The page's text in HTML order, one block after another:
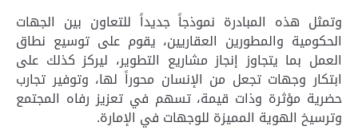
وتمثل هذه المبادرة نموذجاً جديداً للتعاون بين الجهات
الحكومية والمطورين العقاريين، يقوم على توسيع نطاق
العمل بما يتجاوز إنجاز مشاريع التطوير، ليركز كذلك على
ابتكار وجهات تجعل من الإنسان محوراً لها، وتوفير تجارب
حضرية مؤثرة وذات قيمة، تسهم في تعزيز رفاه المجتمع
وترسيخ الهوية المميزة للوجهات في الإمارة.